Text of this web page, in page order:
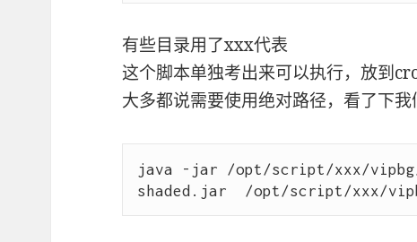
有些目录用了xxx代表
这个脚本单独考出来可以执行，放到
大多都说需要使用绝对路径，看了下我
java -jar /opt/script/xxx/vipbg/